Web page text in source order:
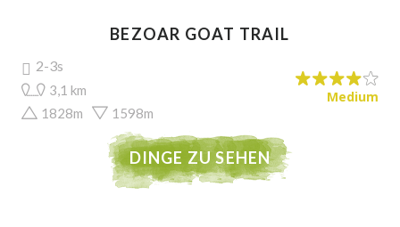
BEZOAR GOAT TRAIL
2-3s
3,1 km
1828m
1598m
Medium
DINGE ZU SEHEN